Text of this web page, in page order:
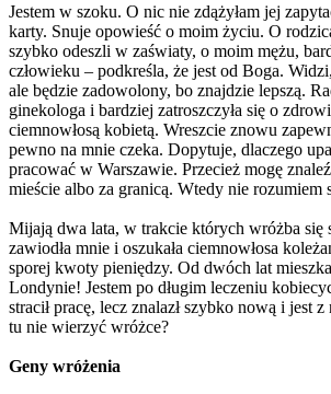
Jestem w szoku. O nic nie zdążyłam jej
karty. Snuje opowieść o moim życiu. O
szybko odeszli w zaświaty, o moim mężu,
człowieku – podkreśla, że jest od Boga.
ale będzie zadowolony, bo znajdzie lepszą.
ginekologa i bardziej zatroszczyła się o
ciemnowłosą kobietą. Wreszcie znowu
pewno na mnie czeka. Dopytuje, dlaczego
pracować w Warszawie. Przecież mogę
mieście albo za granicą. Wtedy nie rozumiem
Mijają dwa lata, w trakcie których wróżba się
zawiodła mnie i oszukała ciemnowłosa
sporej kwoty pieniędzy. Od dwóch lat
Londynie! Jestem po długim leczeniu
stracił pracę, lecz znalazł szybko nową i jest
tu nie wierzyć wróżce?
Geny wróżenia